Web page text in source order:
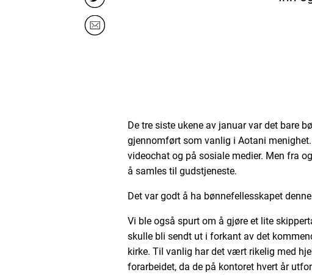
De tre siste ukene av januar var det bare
gjennomført som vanlig i Aotani
videochat og på sosiale medier. Men fra
å samles til gudstjeneste.
Det var godt å ha bønnefellesskapet
Vi ble også spurt om å gjøre et lite
skulle bli sendt ut i forkant av det
kirke. Til vanlig har det vært rikelig med
forarbeidet, da de på kontoret hvert år